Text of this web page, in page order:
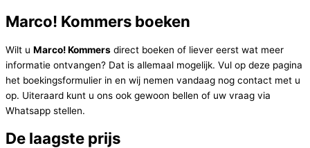
Marco! Kommers boeken
Wilt u Marco! Kommers direct boeken of liever eerst wat meer
informatie ontvangen? Dat is allemaal mogelijk. Vul op deze pagina
het boekingsformulier in en wij nemen vandaag nog contact met u
op. Uiteraard kunt u ons ook gewoon bellen of uw vraag via
Whatsapp stellen.
De laagste prijs